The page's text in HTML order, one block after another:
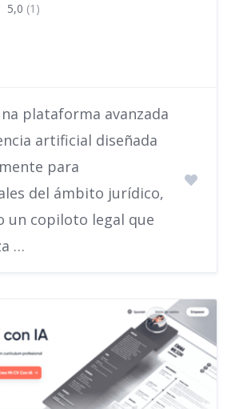
5,0 (1)
plataforma avanzada
artificial diseñada
para
del ámbito jurídico,
un copiloto legal que
…